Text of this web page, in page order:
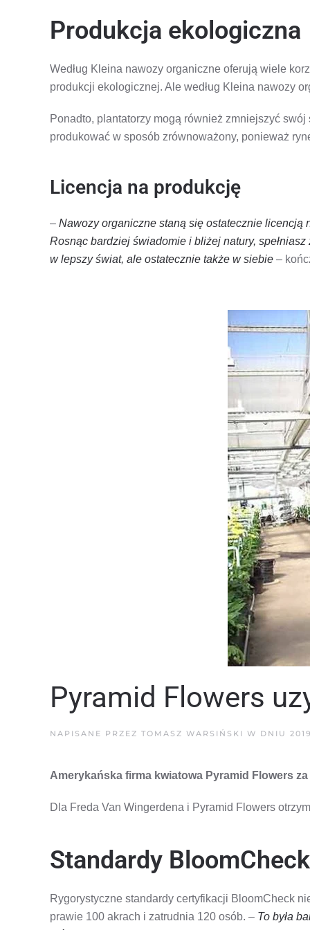
Produkcja ekologiczna
Według Kleina nawozy organiczne oferują wiele
produkcji ekologicznej. Ale według Kleina nawozy
Ponadto, plantatorzy mogą również zmniejszyć
produkować w sposób zrównoważony, ponieważ
Licencja na produkcję
– Nawozy organiczne staną się ostatecznie licencją
Rosnąc bardziej świadomie i bliżej natury,
w lepszy świat, ale ostatecznie także w siebie –
Pyramid Flowers
NAPISANE PRZEZ TOMASZ WARSIŃSKI W DNIU
Amerykańska firma kwiatowa Pyramid Flowers
Dla Freda Van Wingerdena i Pyramid Flowers
Standardy BloomCheck
Rygorystyczne standardy certyfikacji BloomCheck
prawie 100 akrach i zatrudnia 120 osób. – To była